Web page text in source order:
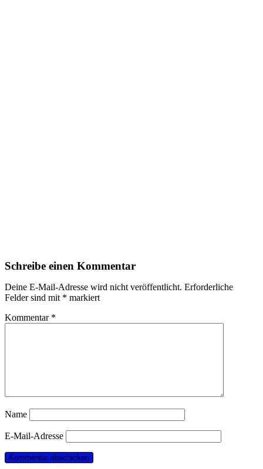
Schreibe einen Kommentar
Deine E-Mail-Adresse wird nicht veröffentlicht. Erforderliche
Felder sind mit * markiert
Kommentar *
Name
E-Mail-Adresse